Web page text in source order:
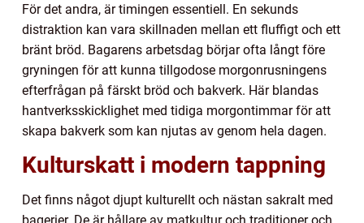
För det andra, är timingen essentiell. En sekunds
distraktion kan vara skillnaden mellan ett fluffigt och ett
bränt bröd. Bagarens arbetsdag börjar ofta långt före
gryningen för att kunna tillgodose morgonrusningens
efterfrågan på färskt bröd och bakverk. Här blandas
hantverksskicklighet med tidiga morgontimmar för att
skapa bakverk som kan njutas av genom hela dagen.
Kulturskatt i modern tappning
Det finns något djupt kulturellt och nästan sakralt med